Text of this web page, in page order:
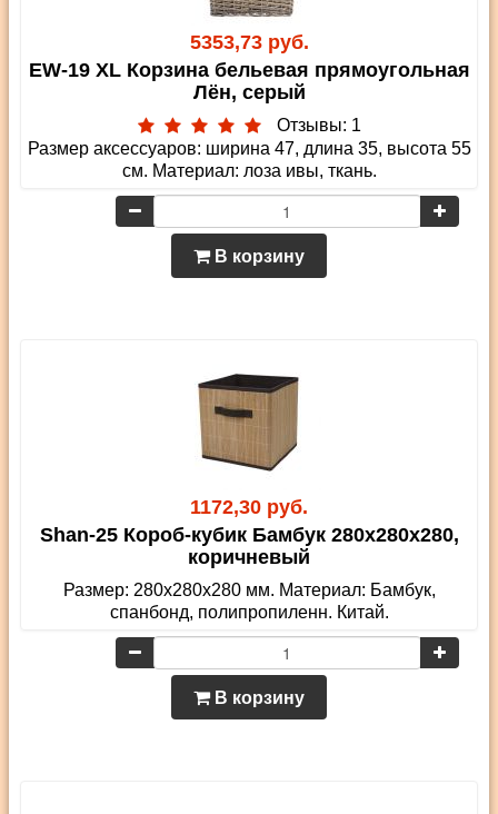
5353,73 руб.
EW-19 XL Корзина бельевая прямоугольная
Лён, серый
Отзывы: 1
Размер аксессуаров: ширина 47, длина 35, высота 55
см. Материал: лоза ивы, ткань.
В корзину
1172,30 руб.
Shan-25 Короб-кубик Бамбук 280х280х280,
коричневый
Размер: 280х280х280 мм. Материал: Бамбук,
спанбонд, полипропиленн. Китай.
В корзину